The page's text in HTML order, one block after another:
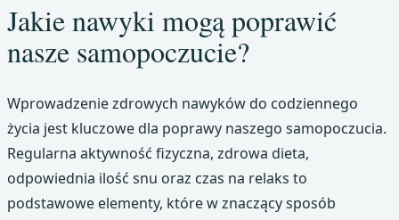
Jakie nawyki mogą poprawić
nasze samopoczucie?
Wprowadzenie zdrowych nawyków do codziennego
życia jest kluczowe dla poprawy naszego samopoczucia.
Regularna aktywność fizyczna, zdrowa dieta,
odpowiednia ilość snu oraz czas na relaks to
podstawowe elementy, które w znaczący sposób